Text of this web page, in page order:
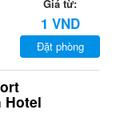
Giá từ:
1 VND
Đặt phòng
Hotel